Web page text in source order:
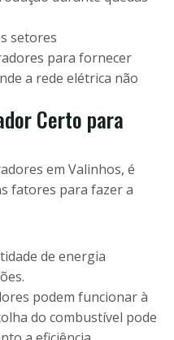
setores
para fornecer
a rede elétrica não
Certo para
em Valinhos, é
fatores para fazer a
de energia
podem funcionar à
do combustível pode